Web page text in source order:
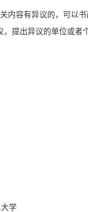
内容有异议的，可以
提出异议的单位或者
学